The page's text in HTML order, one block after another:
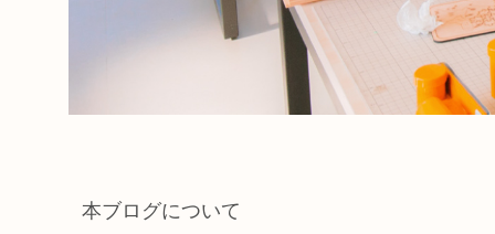
本ブログについて